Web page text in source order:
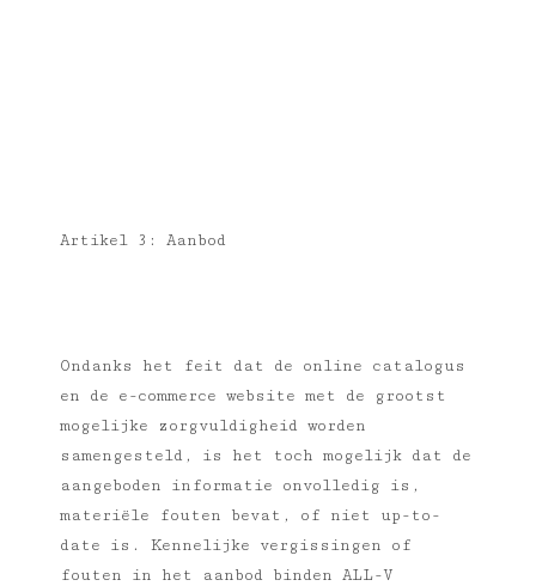
Artikel 3: Aanbod
Ondanks het feit dat de online catalogus
en de e-commerce website met de grootst
mogelijke zorgvuldigheid worden
samengesteld, is het toch mogelijk dat de
aangeboden informatie onvolledig is,
materiële fouten bevat, of niet up-to-
date is. Kennelijke vergissingen of
fouten in het aanbod binden ALL-V